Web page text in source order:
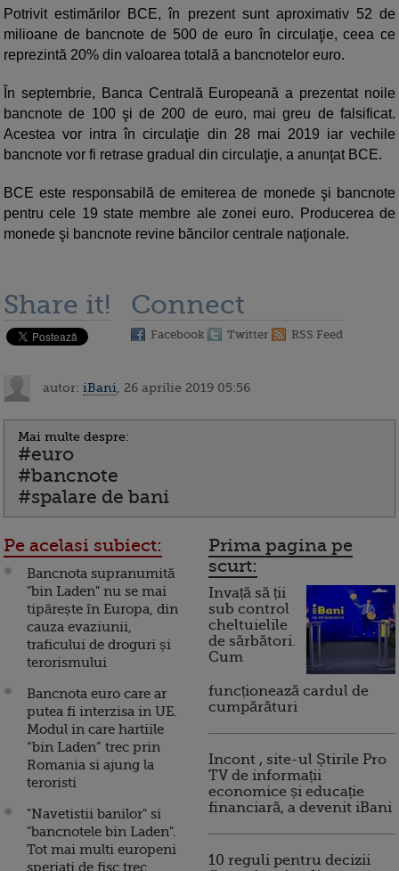
Potrivit estimărilor BCE, în prezent sunt aproximativ 52 de
milioane de bancnote de 500 de euro în circulaţie, ceea ce
reprezintă 20% din valoarea totală a bancnotelor euro.
În septembrie, Banca Centrală Europeană a prezentat noile
bancnote de 100 şi de 200 de euro, mai greu de falsificat.
Acestea vor intra în circulaţie din 28 mai 2019 iar vechile
bancnote vor fi retrase gradual din circulaţie, a anunţat BCE.
BCE este responsabilă de emiterea de monede şi bancnote
pentru cele 19 state membre ale zonei euro. Producerea de
monede şi bancnote revine băncilor centrale naţionale.
Share it! Connect
Facebook Twitter RSS Feed
autor: iBani , 26 aprilie 2019 05:56
Mai multe despre:
#euro
#bancnote
#spalare de bani
Pe acelasi subiect:
Bancnota supranumită
"bin Laden" nu se mai
tipărește în Europa, din
cauza evaziunii,
traficului de droguri și
terorismului
Bancnota euro care ar
putea fi interzisa in UE.
Modul in care hartiile
“bin Laden” trec prin
Romania si ajung la
teroristi
"Navetistii banilor" si
"bancnotele bin Laden".
Tot mai multi europeni
speriati de fisc trec
Prima pagina pe
scurt:
Invață să ții
sub control
cheltuielile
de sărbători.
Cum
funcționează cardul de
cumpărături
Incont , site-ul Știrile Pro
TV de informații
economice și educație
financiară, a devenit iBani
10 reguli pentru decizii